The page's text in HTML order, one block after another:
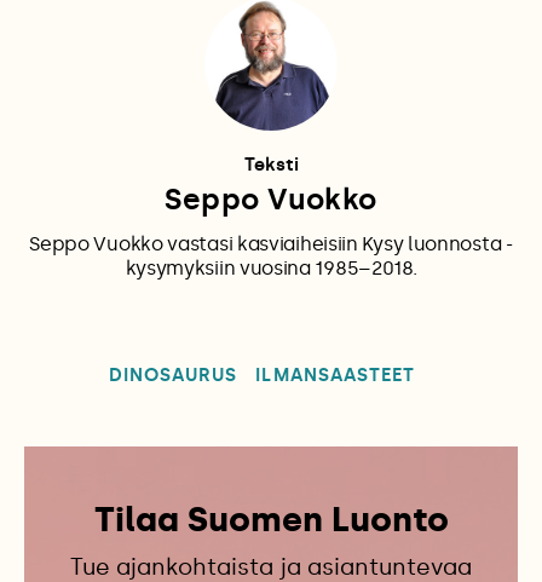
Teksti
Seppo Vuokko
Seppo Vuokko vastasi kasviaiheisiin Kysy luonnosta -
kysymyksiin vuosina 1985–2018.
DINOSAURUS ILMANSAASTEET
Tilaa Suomen Luonto
Tue ajankohtaista ja asiantuntevaa